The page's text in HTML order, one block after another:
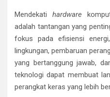
Mendekati hardware
adalah tantangan yang
fokus pada efisiensi
lingkungan, pembaruan
yang bertanggung jawab,
teknologi dapat membuat
perangkat keras yang lebih